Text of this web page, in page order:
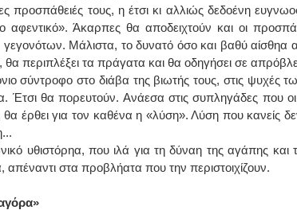
προσπάθειές τους, η έτσι κι αλλιώς δεδοένη
αφεντικό». Άκαρπες θα αποδειχτούν και οι
Μάλιστα, το δυνατό όσο και βαθύ αίσθηα
περιπλέξει τα πράγατα και θα οδηγήσει σε
σύντροφο στο διάβα της βιωτής τους, στις ψυχές
Έτσι θα πορευτούν. Ανάεσα στις συπληγάδες που
έρθει για τον καθένα η «λύση». Λύση που κανείς
υθιστόρηα, που ιλά για τη δύναη της αγάπης και
απέναντι στα προβλήατα που την περιστοιχίζουν.